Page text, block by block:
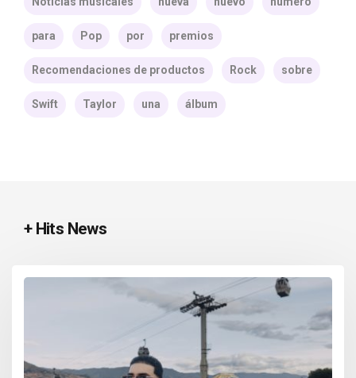
para Pop por premios
Recomendaciones de productos Rock sobre
Swift Taylor una álbum
+ Hits News